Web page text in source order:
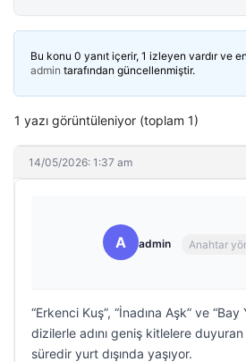
Bu konu 0 yanıt içerir, 1 izleyen vardır ve
admin tarafından güncellenmiştir.
1 yazı görüntüleniyor (toplam 1)
14/05/2026: 1:37 am
A admin Anahtar
“Erkenci Kuş”, “İnadına Aşk” ve
dizilerle adını geniş kitlelere
süredir yurt dışında yaşıyor.